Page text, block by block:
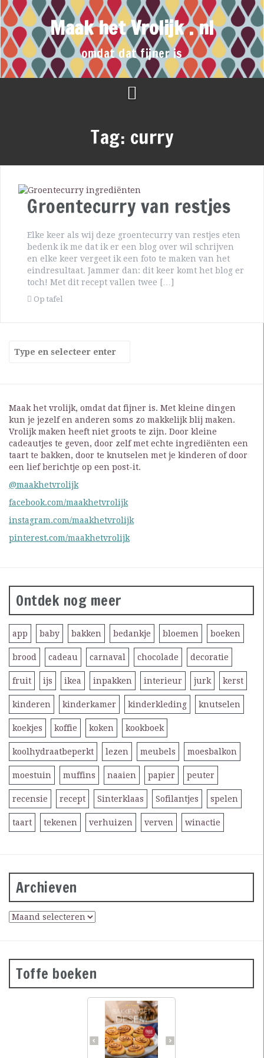
Maak het Vrolijk . nl
omdat dat fijner is
Tag: curry
Groentecurry van restjes
Elke keer als wij deze groentecurry van restjes eten
bedenk ik me dat ik er een blog over wil schrijven
en elke keer vergeet ik een foto te maken van het
eindresultaat. Jammer dan: dit keer komt het blog er
toch! Met dit recept vallen twee […]
Op tafel
Maak het vrolijk, omdat dat fijner is. Met kleine dingen
kun je jezelf en anderen soms zo makkelijk blij maken.
Vrolijk maken heeft niet groots te zijn. Door kleine
cadeautjes te geven, door zelf met echte ingrediënten een
taart te bakken, door te knutselen met je kinderen of door
een lief berichtje op een post-it.
@maakhetvrolijk
facebook.com/maakhetvrolijk
instagram.com/maakhetvrolijk
pinterest.com/maakhetvrolijk
Ontdek nog meer
app baby bakken bedankje bloemen boeken
brood cadeau carnaval chocolade decoratie
fruit ijs ikea inpakken interieur jurk kerst
kinderen kinderkamer kinderkleding knutselen
koekjes koffie koken kookboek
koolhydraatbeperkt lezen meubels moesbalkon
moestuin muffins naaien papier peuter
recensie recept Sinterklaas Sofilantjes spelen
taart tekenen verhuizen verven winactie
Archieven
Toffe boeken
Desembrood is
voedzaam, licht
verteerbaar, goed voor de
darmflora én superlekker.
In haar tweede prachtig
geïllustreerde bakboek
verklapt de Sloveense